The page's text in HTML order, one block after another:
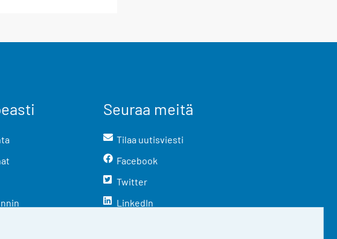
Seuraa meitä
Tilaa uutisviesti
Facebook
Twitter
LinkedIn